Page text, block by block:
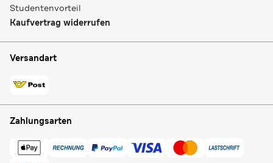
Studentenvorteil
Kaufvertrag widerrufen
Versandart
Zahlungsarten